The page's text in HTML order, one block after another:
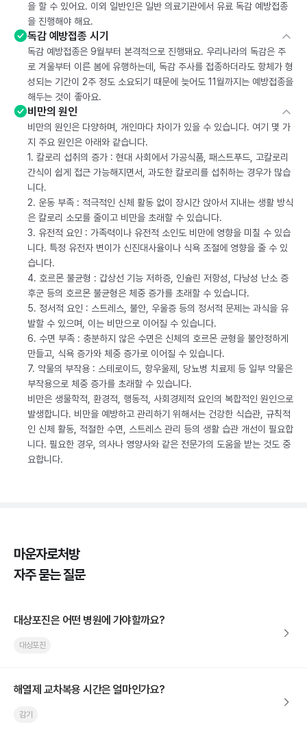
을 할 수 있어요. 이외 일반인은 일반 의료기관에서 유료 독감 예방접종
을 진행해야 해요.
독감 예방접종 시기
독감 예방접종은 9월부터 본격적으로 진행돼요. 우리나라의 독감은 주
로 겨울부터 이른 봄에 유행하는데, 독감 주사를 접종하더라도 항체가 형
성되는 기간이 2주 정도 소요되기 때문에 늦어도 11월까지는 예방접종을
해두는 것이 좋아요.
비만의 원인
비만의 원인은 다양하며, 개인마다 차이가 있을 수 있습니다. 여기 몇 가
지 주요 원인은 아래와 같습니다.
1. 칼로리 섭취의 증가 : 현대 사회에서 가공식품, 패스트푸드, 고칼로리
간식이 쉽게 접근 가능해지면서, 과도한 칼로리를 섭취하는 경우가 많습
니다.
2. 운동 부족 : 적극적인 신체 활동 없이 장시간 앉아서 지내는 생활 방식
은 칼로리 소모를 줄이고 비만을 초래할 수 있습니다.
3. 유전적 요인 : 가족력이나 유전적 소인도 비만에 영향을 미칠 수 있습
니다. 특정 유전자 변이가 신진대사율이나 식욕 조절에 영향을 줄 수 있
습니다.
4. 호르몬 불균형 : 갑상선 기능 저하증, 인슐린 저항성, 다낭성 난소 증
후군 등의 호르몬 불균형은 체중 증가를 초래할 수 있습니다.
5. 정서적 요인 : 스트레스, 불안, 우울증 등의 정서적 문제는 과식을 유
발할 수 있으며, 이는 비만으로 이어질 수 있습니다.
6. 수면 부족 : 충분하지 않은 수면은 신체의 호르몬 균형을 불안정하게
만들고, 식욕 증가와 체중 증가로 이어질 수 있습니다.
7. 약물의 부작용 : 스테로이드, 항우울제, 당뇨병 치료제 등 일부 약물은
부작용으로 체중 증가를 초래할 수 있습니다.
비만은 생물학적, 환경적, 행동적, 사회경제적 요인의 복합적인 원인으로
발생합니다. 비만을 예방하고 관리하기 위해서는 건강한 식습관, 규칙적
인 신체 활동, 적절한 수면, 스트레스 관리 등의 생활 습관 개선이 필요합
니다. 필요한 경우, 의사나 영양사와 같은 전문가의 도움을 받는 것도 중
요합니다.
마운자로처방
자주 묻는 질문
대상포진은 어떤 병원에 가야할까요?
대상포진
해열제 교차복용 시간은 얼마인가요?
감기